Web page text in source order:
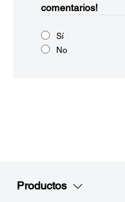
comentarios!
Sí
No
Productos